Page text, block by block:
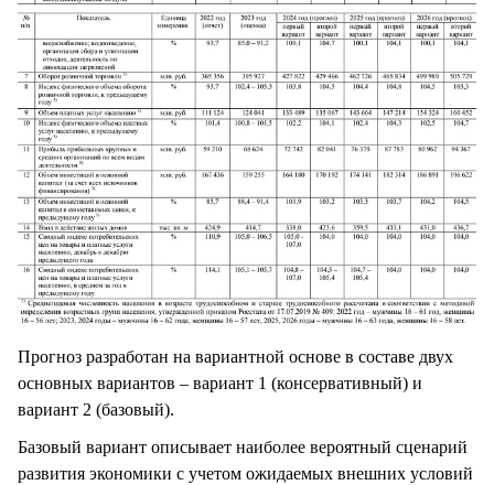
Прогноз разработан на вариантной основе в составе двух
основных вариантов – вариант 1 (консервативный) и
вариант 2 (базовый).
Базовый вариант описывает наиболее вероятный сценарий
развития экономики с учетом ожидаемых внешних условий